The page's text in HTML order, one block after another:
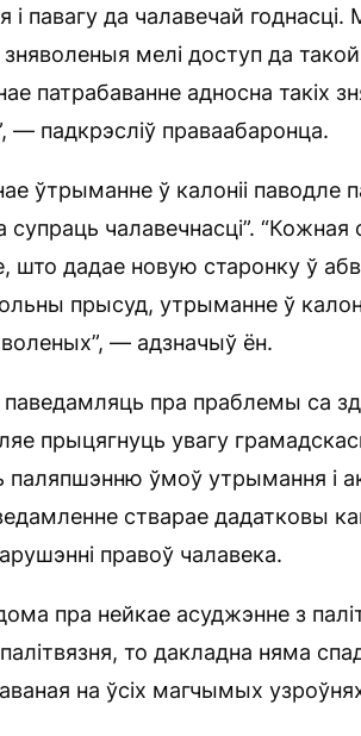
павагу да чалавечай годнасці.
мелі доступ да
патрабаванне адносна такіх
— падкрэсліў праваабаронца.
ўтрыманне ў калоніі паводле
чалавечнасці”. “Кожная
што дадае новую старонку ў
прысуд, утрыманне ў
— адзначыў ён.
пра праблемы са
прыцягнуць увагу
паляпшэнню ўмоў утрымання і
стварае дадатковы
правоў чалавека.
пра нейкае асуджэнне з
то дакладна няма
на ўсіх магчымых